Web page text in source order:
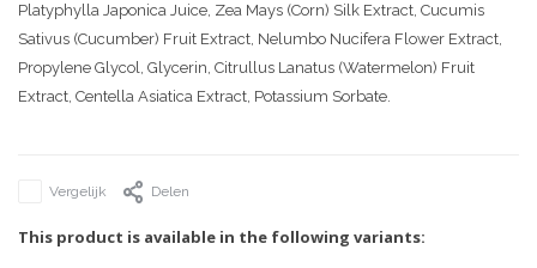
Platyphylla Japonica Juice, Zea Mays (Corn) Silk Extract, Cucumis
Sativus (Cucumber) Fruit Extract, Nelumbo Nucifera Flower Extract,
Propylene Glycol, Glycerin, Citrullus Lanatus (Watermelon) Fruit
Extract, Centella Asiatica Extract, Potassium Sorbate.
Vergelijk Delen
This product is available in the following variants: